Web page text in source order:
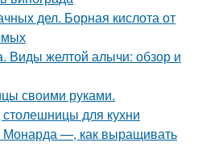
дел. Борная кислота от
Виды желтой алычи: обзор и
своими руками.
для кухни
Монарда —, как выращивать